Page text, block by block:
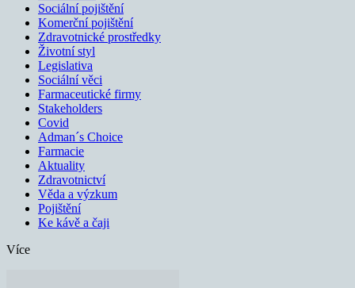
Sociální pojištění
Komerční pojištění
Zdravotnické prostředky
Životní styl
Legislativa
Sociální věci
Farmaceutické firmy
Stakeholders
Covid
Adman´s Choice
Farmacie
Aktuality
Zdravotnictví
Věda a výzkum
Pojištění
Ke kávě a čaji
Více